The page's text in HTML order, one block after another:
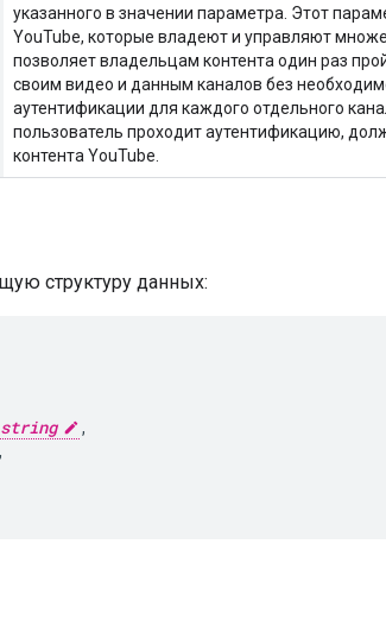
указанного в значении параметра. Этот
YouTube, которые владеют и управляют
позволяет владельцам контента один раз
своим видео и данным каналов без
аутентификации для каждого отдельного
пользователь проходит аутентификацию,
контента YouTube.
структуру данных:
string
,
,